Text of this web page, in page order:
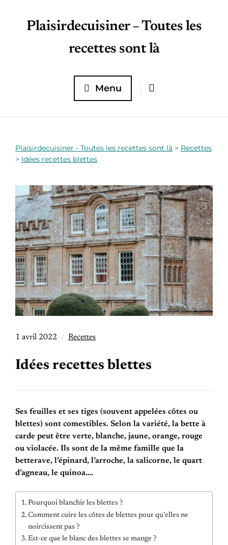
Plaisirdecuisiner – Toutes les
recettes sont là
Menu
Plaisirdecuisiner - Toutes les recettes sont là > Recettes
> Idées recettes blettes
1 avril 2022 Recettes
Idées recettes blettes
Ses feuilles et ses tiges (souvent appelées côtes ou
blettes) sont comestibles. Selon la variété, la bette à
carde peut être verte, blanche, jaune, orange, rouge
ou violacée. Ils sont de la même famille que la
betterave, l’épinard, l’arroche, la salicorne, le quart
d’agneau, le quinoa….
Pourquoi blanchir les blettes ?
Comment cuire les côtes de blettes pour qu’elles ne
noircissent pas ?
Est-ce que le blanc des blettes se mange ?